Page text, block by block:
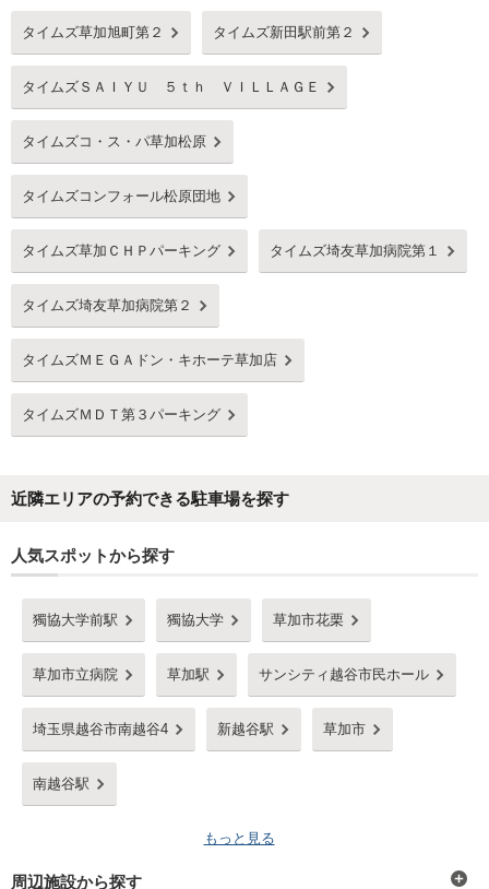
タイムズ草加旭町第２ タイムズ新田駅前第２
タイムズＳＡＩＹＵ ５ｔｈ ＶＩＬＬＡＧＥ
タイムズコ・ス・パ草加松原
タイムズコンフォール松原団地
タイムズ草加ＣＨＰパーキング タイムズ埼友草加病院第１
タイムズ埼友草加病院第２
タイムズＭＥＧＡドン・キホーテ草加店
タイムズＭＤＴ第３パーキング
近隣エリアの予約できる駐車場を探す
人気スポットから探す
獨協大学前駅 獨協大学 草加市花栗
草加市立病院 草加駅 サンシティ越谷市民ホール
埼玉県越谷市南越谷4 新越谷駅 草加市
南越谷駅
もっと見る
周辺施設から探す